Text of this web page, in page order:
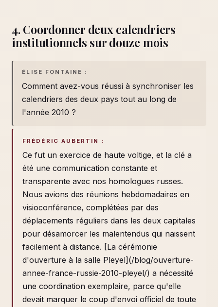
4. Coordonner deux calendriers
institutionnels sur douze mois
ÉLISE FONTAINE :
Comment avez-vous réussi à synchroniser les
calendriers des deux pays tout au long de
l'année 2010 ?
FRÉDÉRIC AUBERTIN :
Ce fut un exercice de haute voltige, et la clé a
été une communication constante et
transparente avec nos homologues russes.
Nous avions des réunions hebdomadaires en
visioconférence, complétées par des
déplacements réguliers dans les deux capitales
pour désamorcer les malentendus qui naissent
facilement à distance. [La cérémonie
d'ouverture à la salle Pleyel](/blog/ouverture-
annee-france-russie-2010-pleyel/) a nécessité
une coordination exemplaire, parce qu'elle
devait marquer le coup d'envoi officiel de toute